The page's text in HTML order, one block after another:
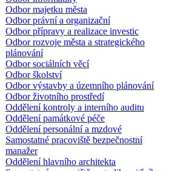
Odbor majetku města
Odbor právní a organizační
Odbor přípravy a realizace investic
Odbor rozvoje města a strategického
plánování
Odbor sociálních věcí
Odbor školství
Odbor výstavby a územního plánování
Odbor životního prostředí
Oddělení kontroly a interního auditu
Oddělení památkové péče
Oddělení personální a mzdové
Samostatné pracoviště bezpečnostní
manažer
Oddělení hlavního architekta